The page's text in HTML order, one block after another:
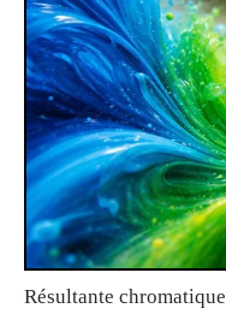
Résultante